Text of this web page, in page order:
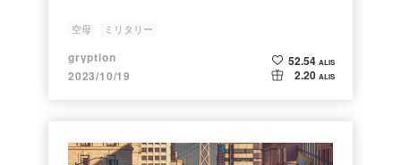
空母 ミリタリー
gryption
2023/10/19
52.54 ALIS
2.20 ALIS